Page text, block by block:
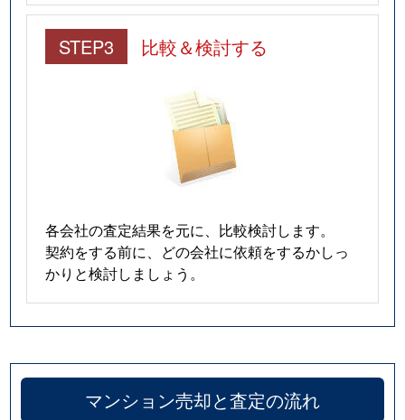
STEP3 比較＆検討する
各会社の査定結果を元に、比較検討します。
契約をする前に、どの会社に依頼をするかしっ
かりと検討しましょう。
マンション売却と査定の流れ